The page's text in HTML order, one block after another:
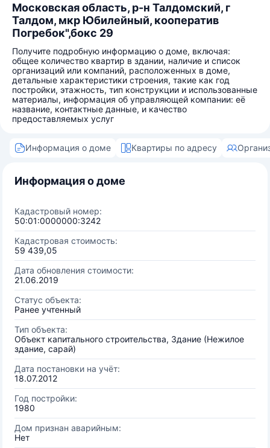
Московская область, р-н Талдомский, г
Талдом, мкр Юбилейный, кооператив
Погребок",бокс 29
Получите подробную информацию о доме, включая:
общее количество квартир в здании, наличие и список
организаций или компаний, расположенных в доме,
детальные характеристики строения, такие как год
постройки, этажность, тип конструкции и использованные
материалы, информация об управляющей компании: её
название, контактные данные, и качество
предоставляемых услуг
Информация о доме Квартиры по адресу
Информация о доме
Кадастровый номер:
50:01:0000000:3242
Кадастровая стоимость:
59 439,05
Дата обновления стоимости:
21.06.2019
Статус объекта:
Ранее учтенный
Тип объекта:
Объект капитального строительства, Здание (Нежилое
здание, сарай)
Дата постановки на учёт:
18.07.2012
Год постройки:
1980
Дом признан аварийным:
Нет